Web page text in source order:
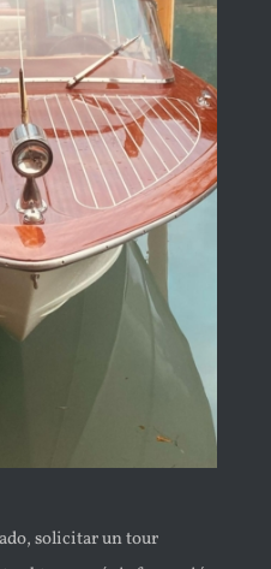
EXCLUSIVAS
EXPERIENCIA
solicitar un tour